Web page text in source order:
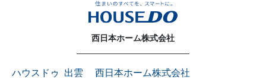
西日本ホーム株式会社
ハウスドゥ 出雲 西日本ホーム株式会社